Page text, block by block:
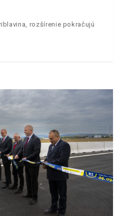
rozšírenie pokračujú